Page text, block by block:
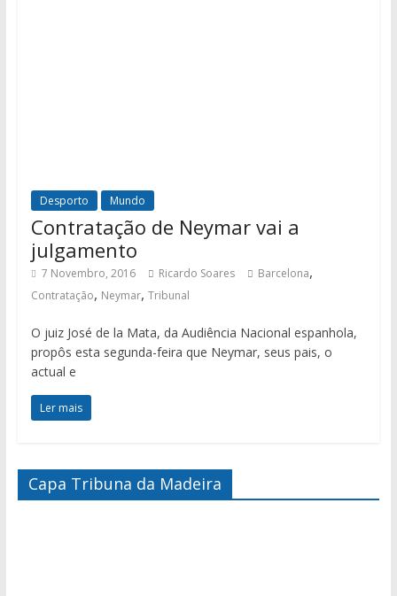
Desporto Mundo
Contratação de Neymar vai a
julgamento
7 Novembro, 2016 Ricardo Soares Barcelona,
Contratação, Neymar, Tribunal
O juiz José de la Mata, da Audiência Nacional espanhola,
propôs esta segunda-feira que Neymar, seus pais, o
actual e
Ler mais
Capa Tribuna da Madeira